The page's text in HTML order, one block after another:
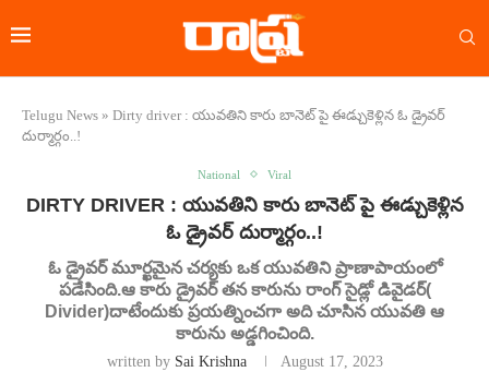
Telugu News » Dirty driver : యువతిని కారు బానెట్ పై ఈడ్చుకెళ్లిన ఓ డ్రైవర్
దుర్మార్గం..!
National Viral
DIRTY DRIVER : యువతిని కారు బానెట్ పై ఈడ్చుకెళ్లిన
ఓ డ్రైవర్ దుర్మార్గం..!
ఓ డ్రైవర్ మూర్ఖమైన చర్యకు ఒక యువతిని ప్రాణాపాయంలో
పడేసింది.ఆ కారు డ్రైవర్ తన కారును రాంగ్ సైడ్లో డివైడర్(
Divider)దాటేందుకు ప్రయత్నించగా అది చూసిన యువతి ఆ
కారును అడ్డగించింది.
written by Sai Krishna August 17, 2023